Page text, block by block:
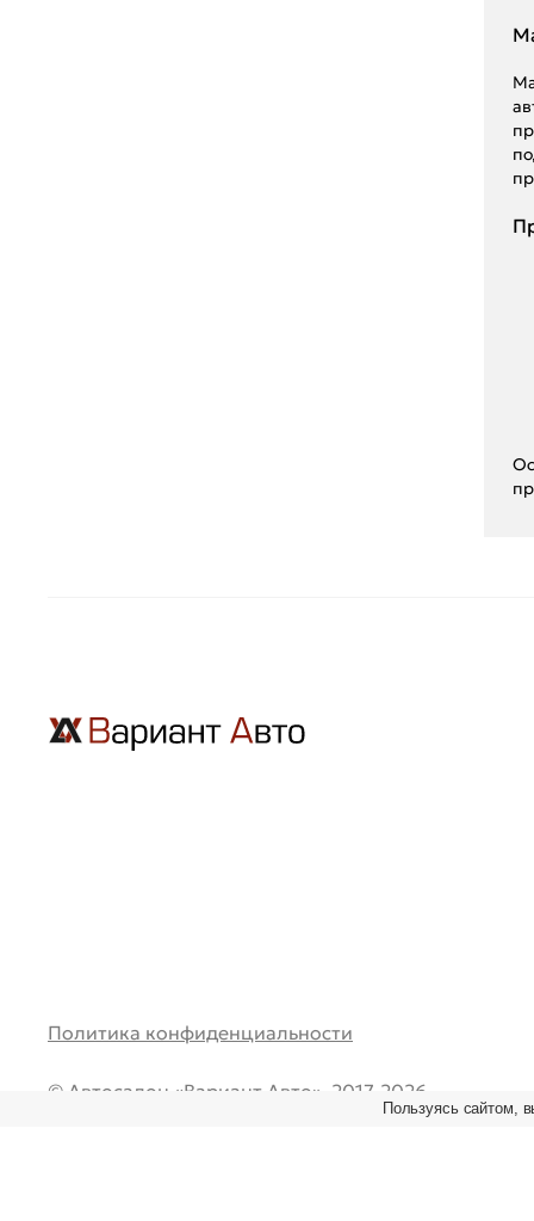
Политика конфиденциальности
© Автосалон «Вариант Авто», 2017-2026.
Все права защищены. Перепечатка и любое
Пользуясь сайтом,